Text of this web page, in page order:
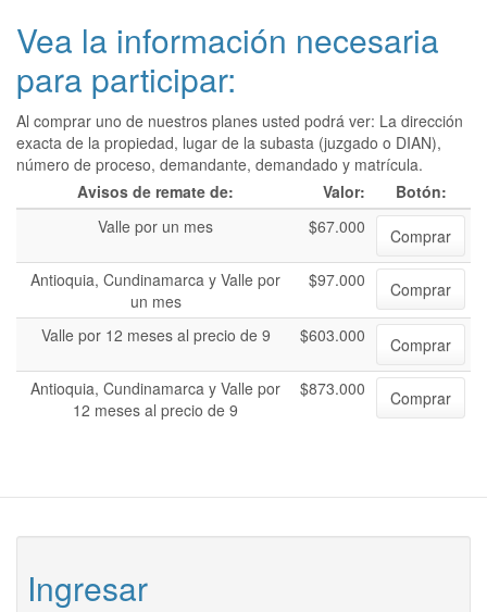
Vea la información necesaria
para participar:
Al comprar uno de nuestros planes usted podrá ver: La dirección
exacta de la propiedad, lugar de la subasta (juzgado o DIAN),
número de proceso, demandante, demandado y matrícula.
Avisos de remate de:
Valor:
Botón:
Valle por un mes
$67.000
Comprar
Antioquia, Cundinamarca y Valle por
un mes
$97.000 Comprar
Valle por 12 meses al precio de 9 $603.000
Comprar
Antioquia, Cundinamarca y Valle por
12 meses al precio de 9
$873.000 Comprar
Ingresar